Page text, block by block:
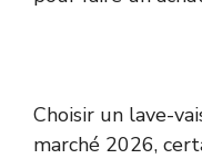
Choisir un lave-
marché 2026,